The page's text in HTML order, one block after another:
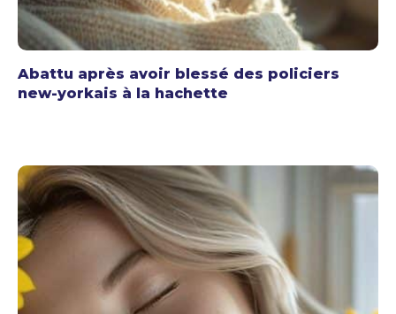
Abattu après avoir blessé des policiers
new-yorkais à la hachette